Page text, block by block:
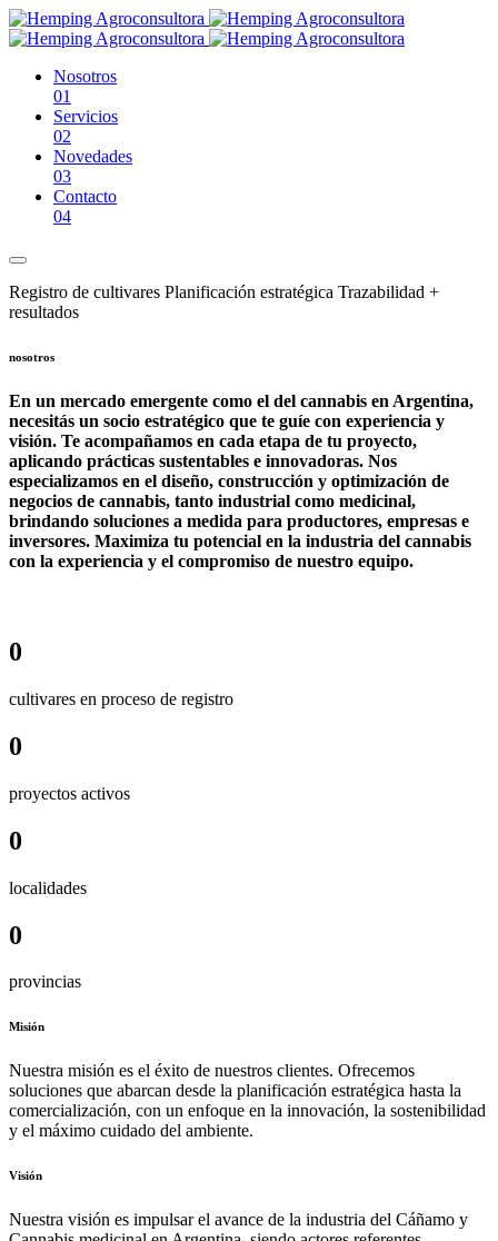
Nosotros
01
Servicios
02
Novedades
03
Contacto
04
Registro de cultivares Planificación estratégica Trazabilidad +
resultados
nosotros
En un mercado emergente como el del cannabis en Argentina,
necesitás un socio estratégico que te guíe con experiencia y
visión. Te acompañamos en cada etapa de tu proyecto,
aplicando prácticas sustentables e innovadoras. Nos
especializamos en el diseño, construcción y optimización de
negocios de cannabis, tanto industrial como medicinal,
brindando soluciones a medida para productores, empresas e
inversores. Maximiza tu potencial en la industria del cannabis
con la experiencia y el compromiso de nuestro equipo.
0
cultivares en proceso de registro
0
proyectos activos
0
localidades
0
provincias
Misión
Nuestra misión es el éxito de nuestros clientes. Ofrecemos
soluciones que abarcan desde la planificación estratégica hasta la
comercialización, con un enfoque en la innovación, la sostenibilidad
y el máximo cuidado del ambiente.
Visión
Nuestra visión es impulsar el avance de la industria del Cáñamo y